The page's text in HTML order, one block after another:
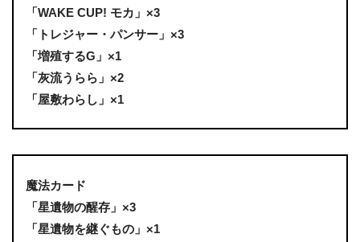
「WAKE CUP! モカ」×3
「トレジャー・パンサー」×3
「増殖するG」×1
「灰流うらら」×2
「屋敷わらし」×1
魔法カード
「星遺物の醒存」×3
「星遺物を継ぐもの」×1